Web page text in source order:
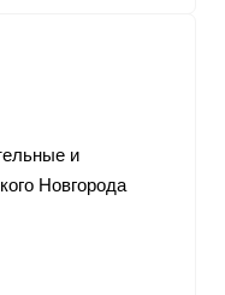
и
Новгорода